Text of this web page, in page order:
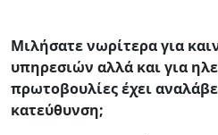
Μιλήσατε νωρίτερα για
υπηρεσιών αλλά και για
πρωτοβουλίες έχει
κατεύθυνση;